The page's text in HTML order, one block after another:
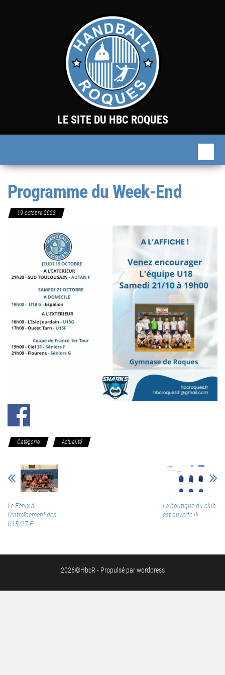
LE SITE DU HBC ROQUES
Programme du Week-End
19 octobre 2023
Catégorie Actualité
Le Fénix à
l’entraînement des
U15/17 F
La boutique du club
est ouverte !!!
2026©HbcR - Propulsé par wordpress